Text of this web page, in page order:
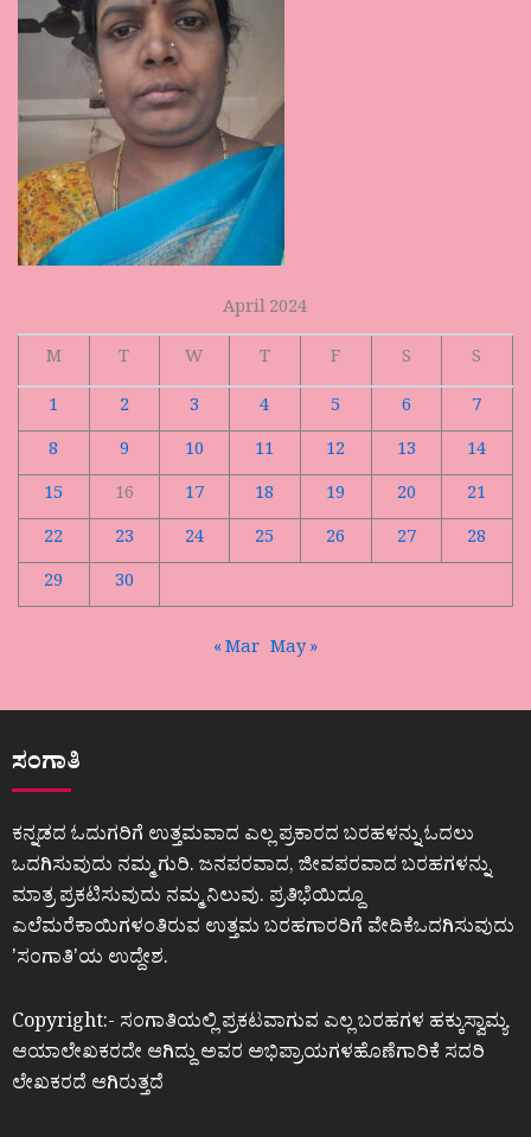
April 2024
M
T W T F S
S
1
2 3 4 5 6
7
8
9 10 11 12 13
14
15
16 17 18 19 20
21
22
23 24 25 26 27
28
29
30
« Mar May »
ಸಂಗಾತಿ
ಕನ್ನಡದ ಓದುಗರಿಗೆ ಉತ್ತಮವಾದ ಎಲ್ಲ ಪ್ರಕಾರದ ಬರಹಳನ್ನು ಓದಲು
ಒದಗಿಸುವುದು ನಮ್ಮ ಗುರಿ. ಜನಪರವಾದ, ಜೀವಪರವಾದ ಬರಹಗಳನ್ನು
ಮಾತ್ರ ಪ್ರಕಟಿಸುವುದು ನಮ್ಮ ನಿಲುವು. ಪ್ರತಿಭೆಯಿದ್ದೂ
ಎಲೆಮರೆಕಾಯಿಗಳಂತಿರುವ ಉತ್ತಮ ಬರಹಗಾರರಿಗೆ ವೇದಿಕೆಒದಗಿಸುವುದು
ʼಸಂಗಾತಿʼಯ ಉದ್ದೇಶ.
Copyright:- ಸಂಗಾತಿಯಲ್ಲಿ ಪ್ರಕಟವಾಗುವ ಎಲ್ಲ ಬರಹಗಳ ಹಕ್ಕುಸ್ವಾಮ್ಯ
ಆಯಾಲೇಖಕರದೇ ಆಗಿದ್ದು ಅವರ ಅಭಿಪ್ರಾಯಗಳಹೊಣೆಗಾರಿಕೆ ಸದರಿ
ಲೇಖಕರದೆ ಆಗಿರುತ್ತದೆ